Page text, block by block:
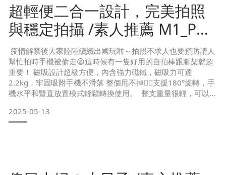
超輕便二合一設計，完美拍照
與穩定拍攝 /素人推薦 M1_PRO
藍牙磁吸自拍棒
疫情解禁後大家陸陸續續出國玩啦～拍照不求人也要預防請人
幫忙拍時手機被偷走😫這時候有一隻好用的自拍棒跟腳架就超
重要！ 磁吸設計超級方便，內含強力磁鐵，磁吸力可達
2.2kg，牢固吸附手機不滑落 整個甩不掉👍🏻支援180°旋轉，手
機水平和豎直放置模式輕鬆轉換使用。 整支重量很輕，可以隨
架使用35~95cm 目前顏色有象牙白跟紳士黑還有即將上市的
奶茶色！白色質感超漂亮 非常喜歡💕 內容已授權使用
2025-05-13